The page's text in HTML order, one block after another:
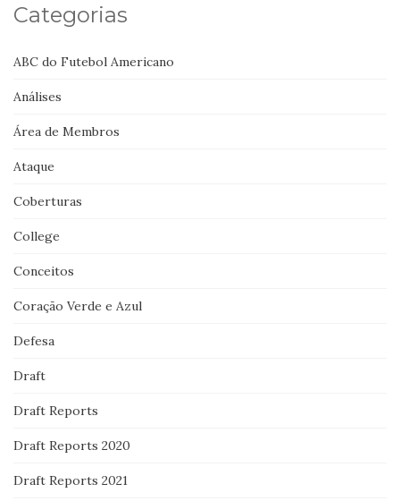
Categorias
ABC do Futebol Americano
Análises
Área de Membros
Ataque
Coberturas
College
Conceitos
Coração Verde e Azul
Defesa
Draft
Draft Reports
Draft Reports 2020
Draft Reports 2021